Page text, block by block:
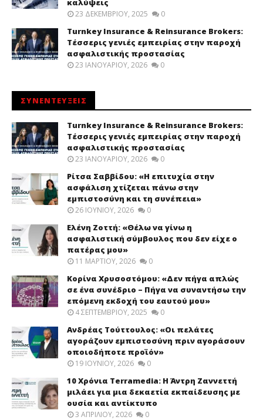
καλύψεις
23 ΔΕΚΕΜΒΡΊΟΥ, 2025 0
Turnkey Insurance & Reinsurance Brokers:
Τέσσερις γενιές εμπειρίας στην παροχή
ασφαλιστικής προστασίας
23 ΙΑΝΟΥΑΡΊΟΥ, 2026 0
ΣΥΝΕΝΤΕΥΞΕΙΣ
Turnkey Insurance & Reinsurance Brokers:
Τέσσερις γενιές εμπειρίας στην παροχή
ασφαλιστικής προστασίας
23 ΙΑΝΟΥΑΡΊΟΥ, 2026 0
Ρίτσα Σαββίδου: «Η επιτυχία στην
ασφάλιση χτίζεται πάνω στην
εμπιστοσύνη και τη συνέπεια»
26 ΙΟΥΝΊΟΥ, 2026 0
Ελένη Ζοττή: «Θέλω να γίνω η
ασφαλιστική σύμβουλος που δεν είχε ο
πατέρας μου»
11 ΜΑΡΤΊΟΥ, 2026 0
Κορίνα Χρυσοστόμου: «Δεν πήγα απλώς
σε ένα συνέδριο – Πήγα να συναντήσω την
επόμενη εκδοχή του εαυτού μου»
4 ΣΕΠΤΕΜΒΡΊΟΥ, 2025 0
Ανδρέας Τούττουλος: «Οι πελάτες
αγοράζουν εμπιστοσύνη πριν αγοράσουν
οποιοδήποτε προϊόν»
19 ΙΟΥΝΊΟΥ, 2026 0
10 Χρόνια Terramedia: Η Άντρη Ζαννεττή
μιλάει για μια δεκαετία εκπαίδευσης με
ουσία και αντίκτυπο
3 ΑΠΡΙΛΊΟΥ, 2026 0